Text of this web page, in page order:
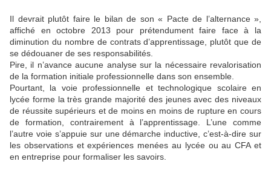
Il devrait plutôt faire le bilan de son « Pacte de l’alternance »,
affiché en octobre 2013 pour prétendument faire face à la
diminution du nombre de contrats d’apprentissage, plutôt que de
se dédouaner de ses responsabilités.
Pire, il n’avance aucune analyse sur la nécessaire revalorisation
de la formation initiale professionnelle dans son ensemble.
Pourtant, la voie professionnelle et technologique scolaire en
lycée forme la très grande majorité des jeunes avec des niveaux
de réussite supérieurs et de moins en moins de rupture en cours
de formation, contrairement à l’apprentissage. L’une comme
l’autre voie s’appuie sur une démarche inductive, c’est-à-dire sur
les observations et expériences menées au lycée ou au CFA et
en entreprise pour formaliser les savoirs.